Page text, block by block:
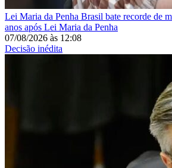
Lei Maria da Penha Brasil bate recorde de
anos após Lei Maria da Penha
07/08/2026 às 12:08
Decisão inédita